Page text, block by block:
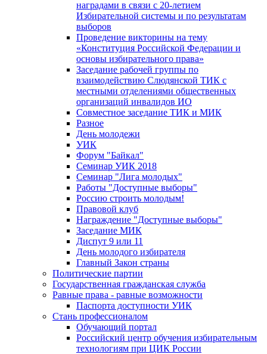
наградами в связи с 20-летием
Избирательной системы и по результатам
выборов
Проведение викторины на тему
«Конституция Российской Федерации и
основы избирательного права»
Заседание рабочей группы по
взаимодействию Слюдянской ТИК с
местными отделениями общественных
организаций инвалидов ИО
Совместное заседание ТИК и МИК
Разное
День молодежи
УИК
Форум "Байкал"
Семинар УИК 2018
Семинар "Лига молодых"
Работы "Доступные выборы"
Россию строить молодым!
Правовой клуб
Награждение "Доступные выборы"
Заседание МИК
Диспут 9 или 11
День молодого избирателя
Главный Закон страны
Политические партии
Государственная гражданская служба
Равные права - равные возможности
Паспорта доступности УИК
Стань профессионалом
Обучающий портал
Российский центр обучения избирательным
технологиям при ЦИК России